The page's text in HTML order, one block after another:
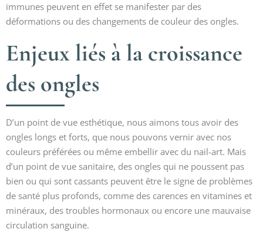
immunes peuvent en effet se manifester par des
déformations ou des changements de couleur des ongles.
Enjeux liés à la croissance
des ongles
D’un point de vue esthétique, nous aimons tous avoir des
ongles longs et forts, que nous pouvons vernir avec nos
couleurs préférées ou même embellir avec du nail-art. Mais
d’un point de vue sanitaire, des ongles qui ne poussent pas
bien ou qui sont cassants peuvent être le signe de problèmes
de santé plus profonds, comme des carences en vitamines et
minéraux, des troubles hormonaux ou encore une mauvaise
circulation sanguine.